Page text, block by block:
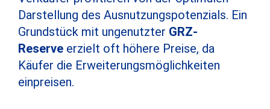
Darstellung des Ausnutzungspotenzials. Ein
Grundstück mit ungenutzter GRZ-
Reserve erzielt oft höhere Preise, da
Käufer die Erweiterungsmöglichkeiten
einpreisen.